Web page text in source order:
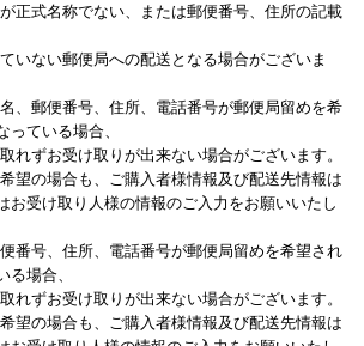
名称でない、または郵便番号、住所の記載
い郵便局への配送となる場合がございま
便番号、住所、電話番号が郵便局留めを希
ている場合、
お受け取りが出来ない場合がございます。
場合も、ご購入者様情報及び配送先情報は
お受け取り人様の情報のご入力をお願いいたし
、住所、電話番号が郵便局留めを希望され
場合、
お受け取りが出来ない場合がございます。
場合も、ご購入者様情報及び配送先情報は